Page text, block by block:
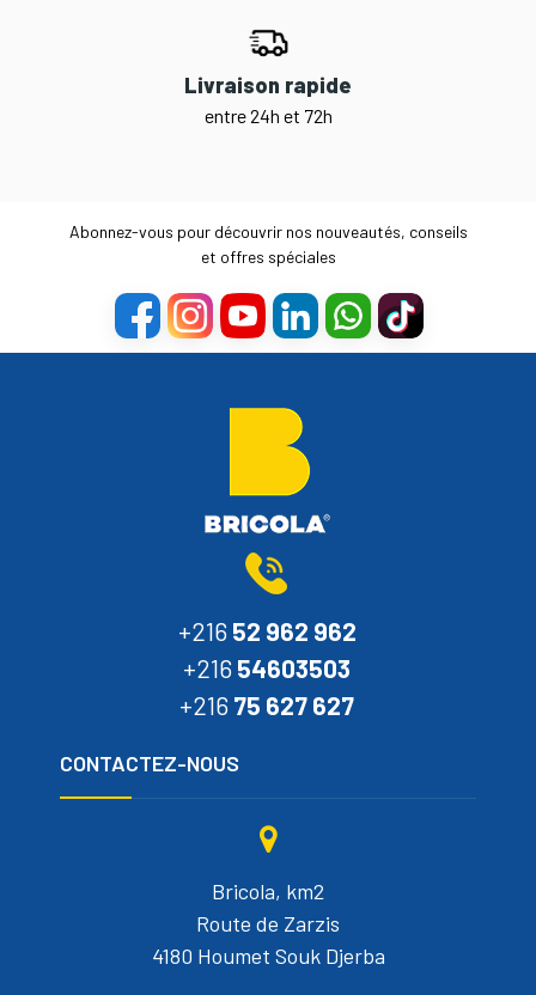
Livraison rapide
entre 24h et 72h
Abonnez-vous pour découvrir nos nouveautés, conseils
et offres spéciales
+216 52 962 962
+216 54603503
+216 75 627 627
CONTACTEZ-NOUS
Bricola, km2
Route de Zarzis
4180 Houmet Souk Djerba